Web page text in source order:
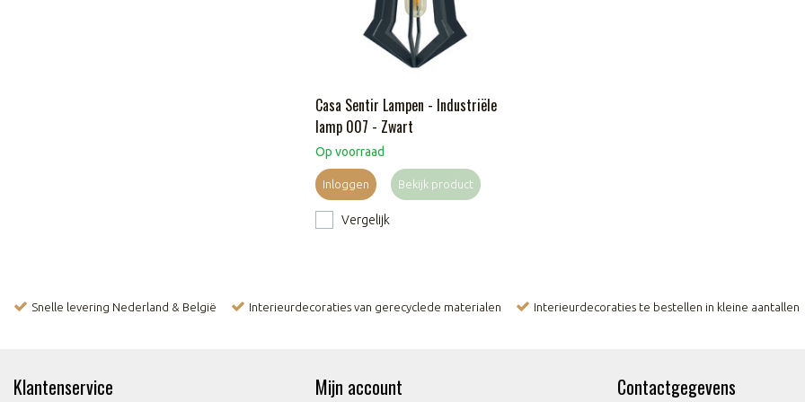
Casa Sentir Lampen - Industriële
lamp 007 - Zwart
Op voorraad
Inloggen Bekijk product
Vergelijk
Snelle levering Nederland & België Interieurdecoraties van gerecyclede materialen Interieurdecoraties te bestellen in kleine aantallen
Klantenservice Mijn account Contactgegevens